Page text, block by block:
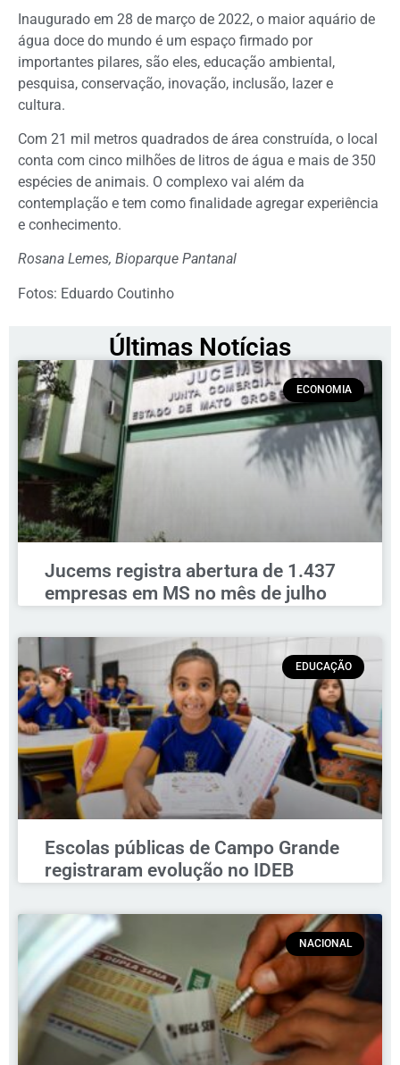
Inaugurado em 28 de março de 2022, o maior aquário de
água doce do mundo é um espaço firmado por
importantes pilares, são eles, educação ambiental,
pesquisa, conservação, inovação, inclusão, lazer e
cultura.
Com 21 mil metros quadrados de área construída, o local
conta com cinco milhões de litros de água e mais de 350
espécies de animais. O complexo vai além da
contemplação e tem como finalidade agregar experiência
e conhecimento.
Rosana Lemes, Bioparque Pantanal
Fotos: Eduardo Coutinho
Últimas Notícias
ECONOMIA
Jucems registra abertura de 1.437
empresas em MS no mês de julho
EDUCAÇÃO
Escolas públicas de Campo Grande
registraram evolução no IDEB
NACIONAL